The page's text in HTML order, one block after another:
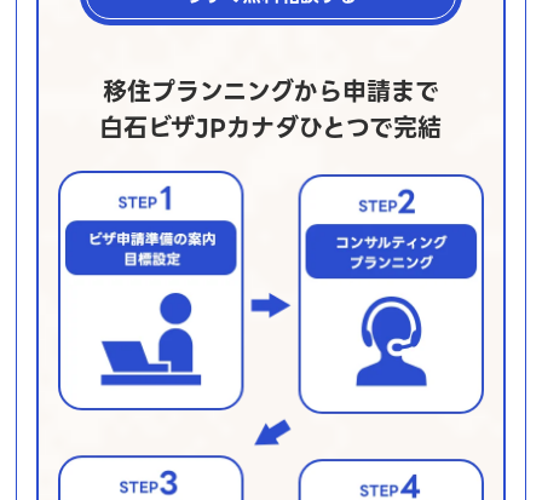
移住プランニングから申請まで
白石ビザJPカナダひとつで完結